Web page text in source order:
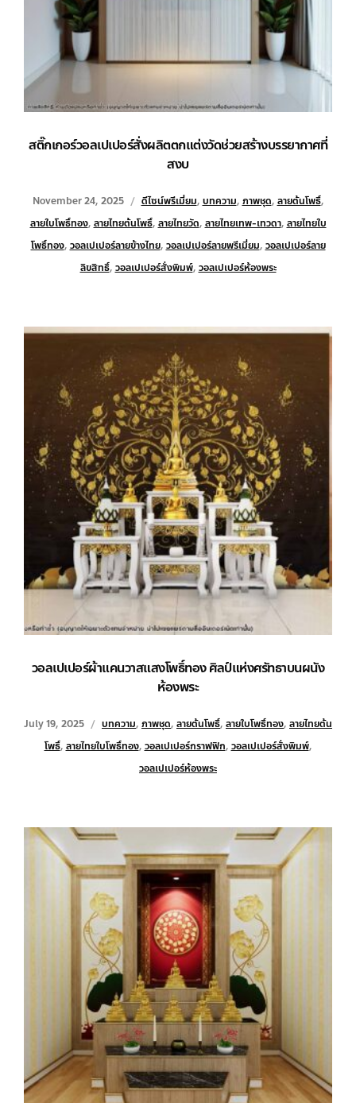
สติ๊กเกอร์วอลเปเปอร์สั่งผลิตตกแต่งวัดช่วยสร้างบรรยากาศที่
สงบ
November 24, 2025 ดีไซน์พรีเมี่ยม, บทความ, ภาพชุด, ลายต้นโพธิ์,
ลายใบโพธิ์ทอง, ลายไทยต้นโพธิ์, ลายไทยวัด, ลายไทยเทพ-เทวดา, ลายไทยใบ
โพธิ์ทอง, วอลเปเปอร์ลายข้างไทย, วอลเปเปอร์ลายพรีเมี่ยม, วอลเปเปอร์ลาย
ลิขสิทธิ์, วอลเปเปอร์สั่งพิมพ์, วอลเปเปอร์ห้องพระ
วอลเปเปอร์ผ้าแคนวาสแสงโพธิ์ทอง ศิลป์แห่งศรัทธาบนผนัง
ห้องพระ
July 19, 2025 บทความ, ภาพชุด, ลายต้นโพธิ์, ลายใบโพธิ์ทอง, ลายไทยต้น
โพธิ์, ลายไทยใบโพธิ์ทอง, วอลเปเปอร์กราฟฟิก, วอลเปเปอร์สั่งพิมพ์,
วอลเปเปอร์ห้องพระ